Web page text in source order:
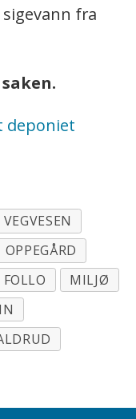
fra
deponiet
OPPEGÅRD
MILJØ